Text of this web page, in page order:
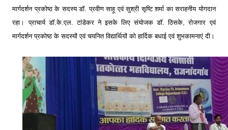
मार्गदर्शन प्रकोष्ठ के सदस्य डाॅ. प्रवीण साहू एवं सुश्री सृष्टि शर्मा का सराहनीय योगदान
रहा। प्राचार्य डाॅ.के.एल. टांडेकर ने इसके लिए संयोजक डाॅ. ठिसके, रोजगार एवं
मार्गदर्शन प्रकोष्ठ के सदस्यों एवं चयनित विद्यार्थियों को हार्दिक बधाई एवं शुभकामनाएं दी।